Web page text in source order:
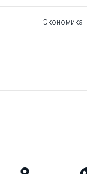
Экономика